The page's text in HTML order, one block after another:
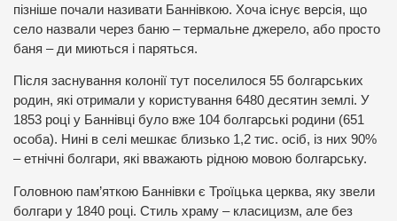
пізніше почали називати Баннівкою. Хоча існує версія, що
село назвали через баню – термальне джерело, або просто
баня – ди миються і паряться.
Після заснування колонії тут поселилося 55 болгарських
родин, які отримали у користування 6480 десятин землі. У
1853 році у Баннівці було вже 104 болгарські родини (651
особа). Нині в селі мешкає близько 1,2 тис. осіб, із них 90%
– етнічні болгари, які вважають рідною мовою болгарську.
Головною пам’яткою Баннівки є Троїцька церква, яку звели
болгари у 1840 році. Стиль храму – класицизм, але без